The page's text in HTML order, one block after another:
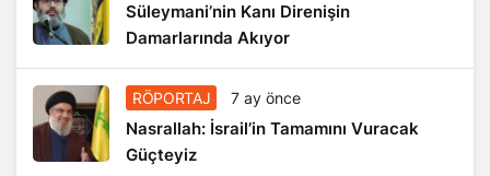
Süleymani’nin Kanı Direnişin
Damarlarında Akıyor
RÖPORTAJ 7 ay önce
Nasrallah: İsrail’in Tamamını Vuracak
Güçteyiz